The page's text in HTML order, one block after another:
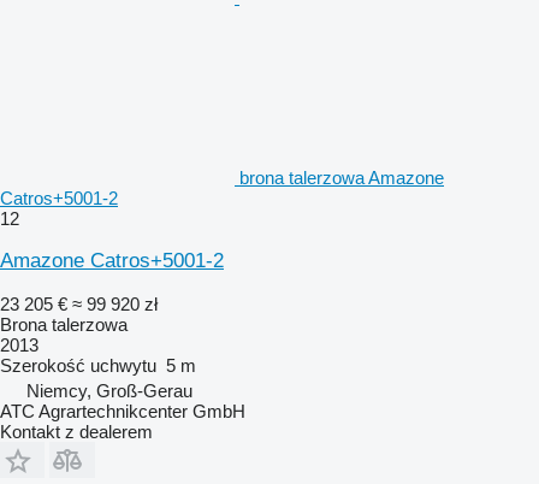
brona talerzowa Amazone
Catros+5001-2
12
Amazone Catros+5001-2
23 205 € ≈ 99 920 zł
Brona talerzowa
2013
Szerokość uchwytu 5 m
Niemcy, Groß-Gerau
ATC Agrartechnikcenter GmbH
Kontakt z dealerem